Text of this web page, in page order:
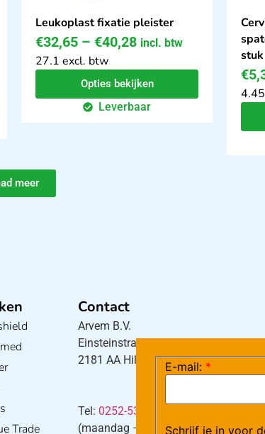
Leukoplast fixatie pleister
€32,65 – €40,28 incl. btw
27.1 excl. btw
Opties bekijken
Leverbaar
stuk
€
meer
Trade
Contact
Arvem B.V.
Einsteinstraat 5
2181 AA Hillegom
Tel: 0252-533256
(maandag – donderdag 08:30-
E-mail: *
Schrijf je in voor